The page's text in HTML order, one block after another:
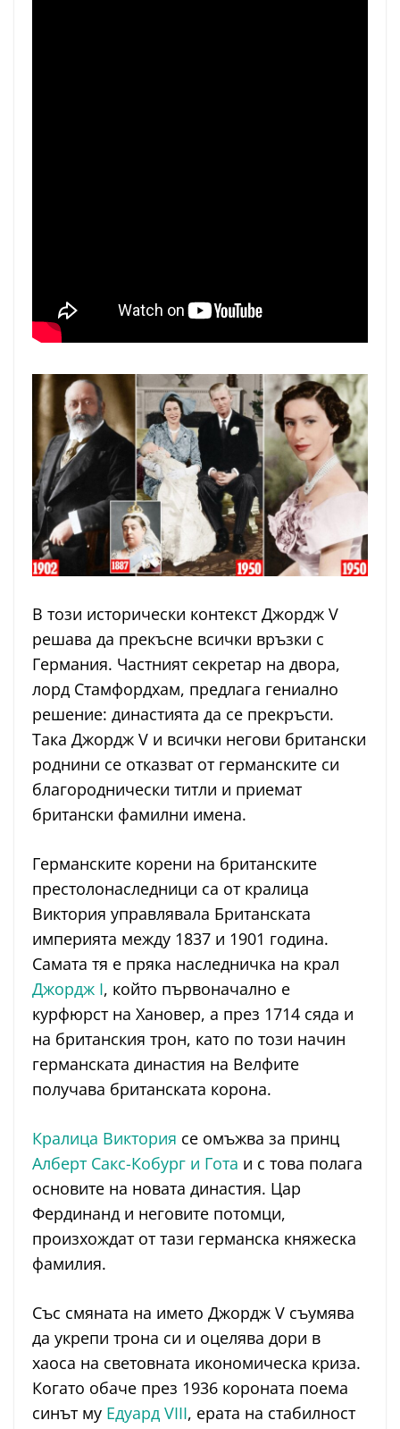
В този исторически контекст Джордж V
решава да прекъсне всички връзки с
Германия. Частният секретар на двора,
лорд Стамфордхам, предлага гениално
решение: династията да се прекръсти.
Така Джордж V и всички негови британски
роднини се отказват от германските си
благороднически титли и приемат
британски фамилни имена.
Германските корени на британските
престолонаследници са от кралица
Виктория управлявала Британската
империята между 1837 и 1901 година.
Самата тя е пряка наследничка на крал
Джордж I, който първоначално е
курфюрст на Хановер, а през 1714 сяда и
на британския трон, като по този начин
германската династия на Велфите
получава британската корона.
Кралица Виктория се омъжва за принц
Алберт Сакс-Кобург и Гота и с това полага
основите на новата династия. Цар
Фердинанд и неговите потомци,
произхождат от тази германска княжеска
фамилия.
Със смяната на името Джордж V съумява
да укрепи трона си и оцелява дори в
хаоса на световната икономическа криза.
Когато обаче през 1936 короната поема
синът му Едуард VIII, ерата на стабилност